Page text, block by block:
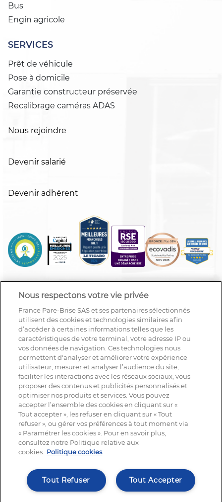
Bus
Engin agricole
SERVICES
Prêt de véhicule
Pose à domicile
Garantie constructeur préservée
Recalibrage caméras ADAS
Nous rejoindre
Devenir salarié
Devenir adhérent
NOUS SUIVRE
© France Pare-Brise®, tout droit réservé | 2025
Nous respectons votre vie privée
France Pare-Brise SAS et ses partenaires sélectionnés
utilisent des cookies et technologies similaires afin
d’accéder à certaines informations telles que les
caractéristiques de votre terminal, votre adresse IP ou
vos données de navigation. Ces technologies nous
permettent d'analyser et améliorer votre expérience
utilisateur, mesurer et analyser l’audience du site,
faciliter les interactions avec les réseaux sociaux, vous
proposer des contenus et publicités personnalisés et
optimiser nos produits et services. Vous pouvez
accepter l’ensemble des cookies en cliquant sur «
Tout accepter », les refuser en cliquant sur « Tout
refuser », ou gérer vos préférences à tout moment via
« Paramétrer les cookies ». Pour en savoir plus,
consultez notre Politique relative aux
cookies. Politique cookies
Tout Accepter
Tout Refuser